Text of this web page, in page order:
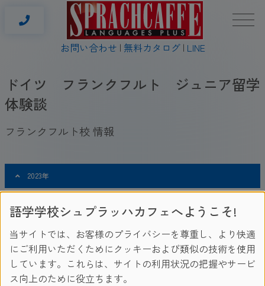
お問い合わせ 無料カタログ LINE
ドイツ フランクフルト ジュニア留学
体験談
フランクフルト校 情報
2023年
Saraさん 2023年8月から1週間
語学学校シュプラッハカフェへようこそ!
当サイトでは、お客様のプライバシーを尊重し、より快適
にご利用いただくためにクッキーおよび類似の技術を使用
しています。これらは、サイトの利用状況の把握やサービ
ス向上のために役立ちます。